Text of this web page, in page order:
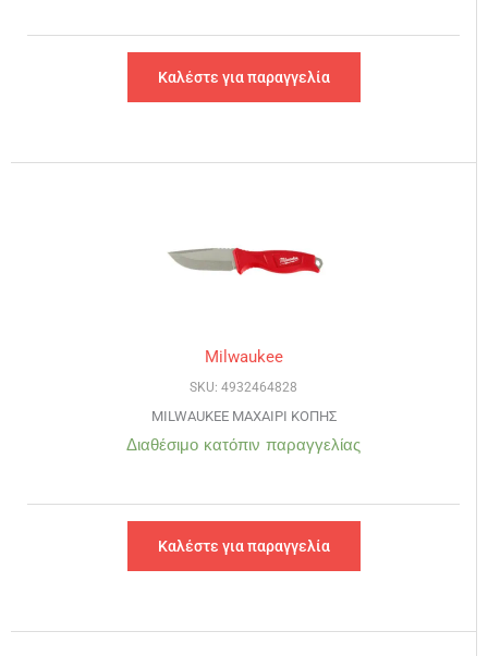
Καλέστε για παραγγελία
Milwaukee
SKU: 4932464828
MILWAUKEE ΜΑΧΑΙΡΙ ΚΟΠΗΣ
Διαθέσιμο κατόπιν παραγγελίας
Καλέστε για παραγγελία